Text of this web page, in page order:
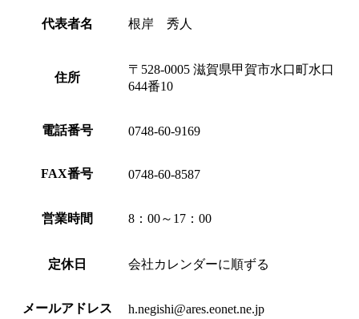
代表者名 根岸 秀人
住所
〒528-0005 滋賀県甲賀市水口町水口
644番10
電話番号 0748-60-9169
FAX番号 0748-60-8587
営業時間 8：00～17：00
定休日 会社カレンダーに順ずる
メールアドレス h.negishi@ares.eonet.ne.jp